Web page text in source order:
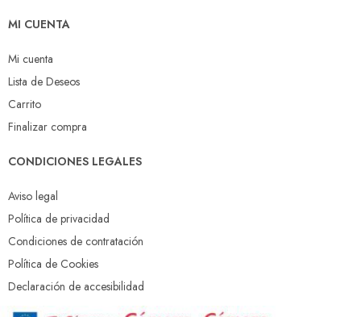
MI CUENTA
Mi cuenta
Lista de Deseos
Carrito
Finalizar compra
CONDICIONES LEGALES
Aviso legal
Política de privacidad
Condiciones de contratación
Política de Cookies
Declaración de accesibilidad